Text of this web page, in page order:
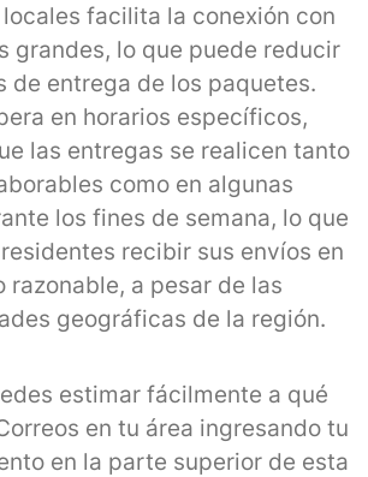
facilita la conexión con
grandes, lo que puede reducir
de entrega de los paquetes.
en horarios específicos,
las entregas se realicen tanto
como en algunas
los fines de semana, lo que
recibir sus envíos en
razonable, a pesar de las
geográficas de la región.
estimar fácilmente a qué
en tu área ingresando tu
en la parte superior de esta